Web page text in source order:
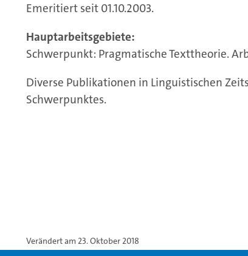
Emeritiert seit 01.10.2003.
Hauptarbeitsgebiete:
Schwerpunkt: Pragmatische Texttheorie.
Diverse Publikationen in Linguistischen
Schwerpunktes.
Verändert am 23. Oktober 2018